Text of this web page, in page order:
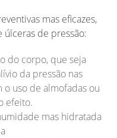
mas eficazes,
de pressão:
do corpo, que seja
da pressão nas
o uso de almofadas ou
efeito.
mas hidratada